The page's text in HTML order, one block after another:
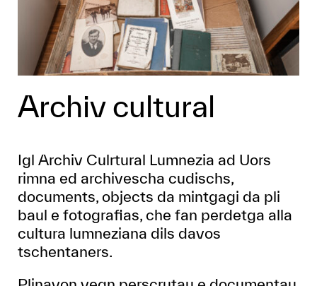
Archiv cultural
Igl Archiv Culrtural Lumnezia ad Uors
rimna ed archivescha cudischs,
documents, objects da mintgagi da pli
baul e fotografias, che fan perdetga alla
cultura lumneziana dils davos
tschentaners.